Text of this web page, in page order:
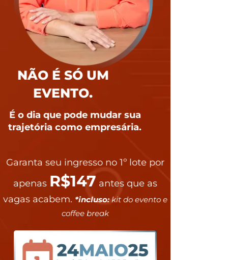
NÃO É SÓ UM
EVENTO.
É o dia que pode mudar sua
trajetória como empresária.
Garanta seu ingresso no 1º lote por
apenas R$147 antes que as
vagas acabem. *incluso:kit do evento e
coffee break